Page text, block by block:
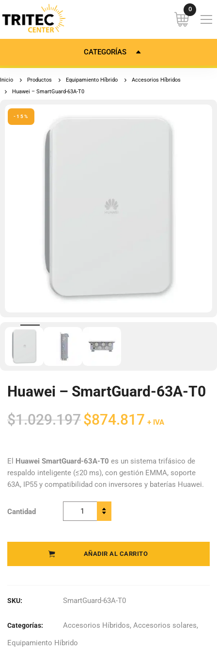
CATEGORÍAS
Inicio Productos Equipamiento Híbrido
Accesorios Híbridos
Huawei – SmartGuard-63A-T0
-15%
Huawei – SmartGuard-63A-T0
$1.029.197 El
precio
era:
$1.029.197.
$874.817
es:
$874.817.
+ IVA
El Huawei SmartGuard-63A-T0 es un sistema trifásico de
respaldo inteligente (≤20 ms), con gestión EMMA, soporte
63A, IP55 y compatibilidad con inversores y baterías Huawei.
Cantidad
Huawei -
SmartGuard-
AÑADIR AL CARRITO
SKU: SmartGuard-63A-T0
Categorías: Accesorios Híbridos, Accesorios solares,
Equipamiento Híbrido